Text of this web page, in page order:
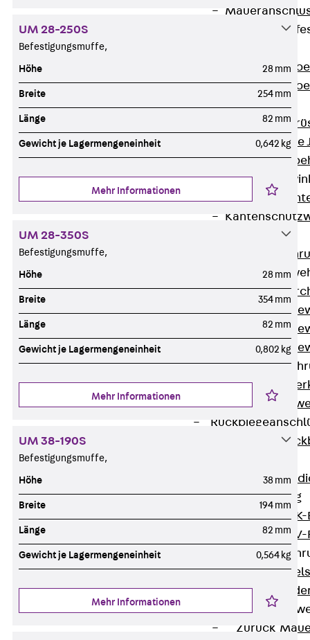
Gerüstschuhe
Zurück
Gerüstschuhe
Zurück
Zurück
Zurück
GFK-Bewehrung
Zurück
FIBERNOX®
Zurück
Zurück
UM 28-250S
Befestigungsmuffe,
Höhe 28 mm
Breite 254 mm
Länge 82 mm
Gewicht je Lagermengeneinheit 0,642 kg
Mehr Informationen
UM 28-350S
Befestigungsmuffe,
Höhe 28 mm
Breite 354 mm
Länge 82 mm
Gewicht je Lagermengeneinheit 0,802 kg
Mehr Informationen
UM 38-190S
Befestigungsmuffe,
Höhe 38 mm
Breite 194 mm
Länge 82 mm
Gewicht je Lagermengeneinheit 0,564 kg
Mehr Informationen